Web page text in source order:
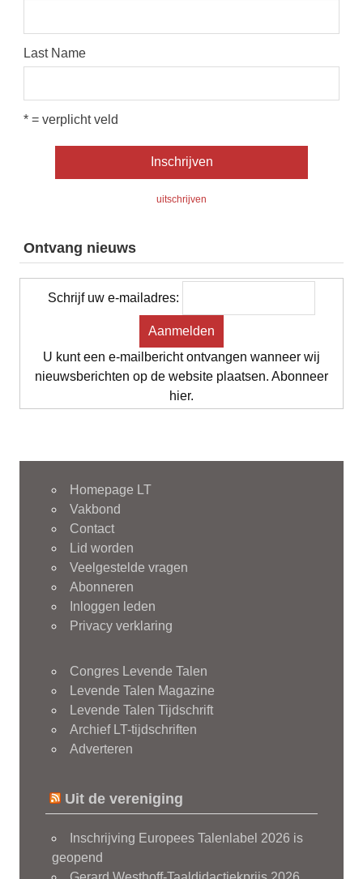
Last Name
* = verplicht veld
uitschrijven
Ontvang nieuws
Schrijf uw e-mailadres:
U kunt een e-mailbericht ontvangen wanneer wij
nieuwsberichten op de website plaatsen. Abonneer
hier.
Homepage LT
Vakbond
Contact
Lid worden
Veelgestelde vragen
Abonneren
Inloggen leden
Privacy verklaring
Congres Levende Talen
Levende Talen Magazine
Levende Talen Tijdschrift
Archief LT-tijdschriften
Adverteren
Uit de vereniging
Inschrijving Europees Talenlabel 2026 is
geopend